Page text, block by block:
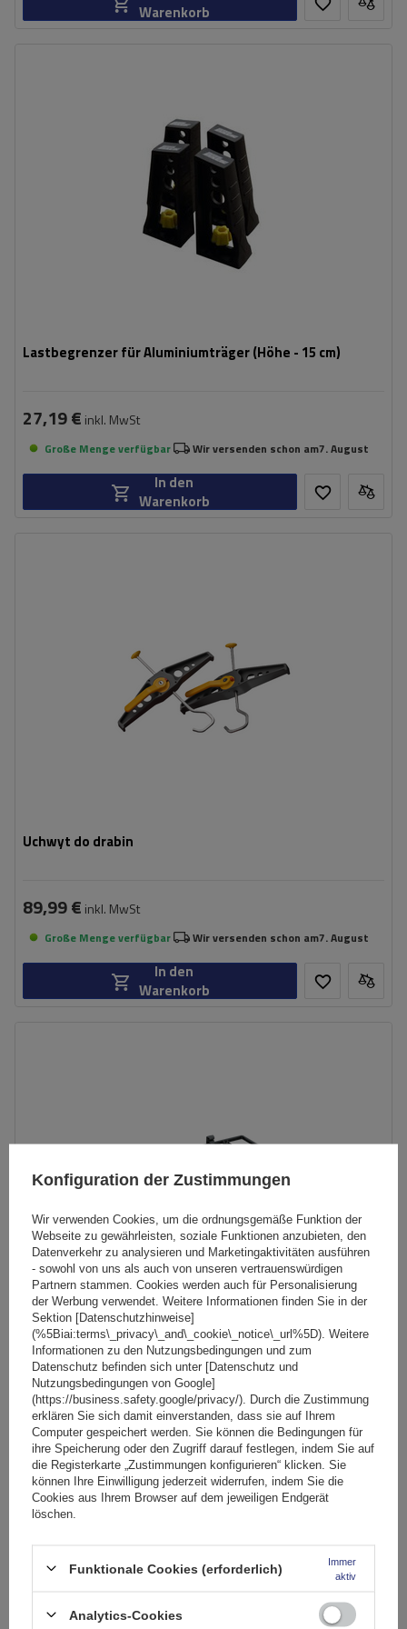
Warenkorb
Lastbegrenzer für Aluminiumträger (Höhe - 15 cm)
27,19 € inkl. MwSt
Große Menge verfügbar Wir versenden schon am7. August
In den
Warenkorb
Uchwyt do drabin
89,99 € inkl. MwSt
Große Menge verfügbar Wir versenden schon am7. August
In den
Warenkorb
INNO QUICK BASE 60 Dachplattform für GEAR CARRY 160
(INQ60) Box
273,89 €inkl. MwSt
Geringe Menge vorhanden Wir versenden schon am7. August
In den
Warenkorb
Fassungsvermögen:
310 l
161 cm
Öffnung:
Konfiguration der Zustimmungen
Wir verwenden Cookies, um die ordnungsgemäße Funktion der
Webseite zu gewährleisten, soziale Funktionen anzubieten, den
Datenverkehr zu analysieren und Marketingaktivitäten ausführen
- sowohl von uns als auch von unseren vertrauenswürdigen
Partnern stammen. Cookies werden auch für Personalisierung
der Werbung verwendet. Weitere Informationen finden Sie in der
Sektion [Datenschutzhinweise]
(%5Biai:terms\_privacy\_and\_cookie\_notice\_url%5D). Weitere
Informationen zu den Nutzungsbedingungen und zum
Datenschutz befinden sich unter [Datenschutz und
Nutzungsbedingungen von Google]
(https://business.safety.google/privacy/). Durch die Zustimmung
erklären Sie sich damit einverstanden, dass sie auf Ihrem
Computer gespeichert werden. Sie können die Bedingungen für
ihre Speicherung oder den Zugriff darauf festlegen, indem Sie auf
die Registerkarte „Zustimmungen konfigurieren“ klicken. Sie
können Ihre Einwilligung jederzeit widerrufen, indem Sie die
Cookies aus Ihrem Browser auf dem jeweiligen Endgerät
löschen.
Funktionale Cookies (erforderlich)
Immer
aktiv
Analytics-Cookies